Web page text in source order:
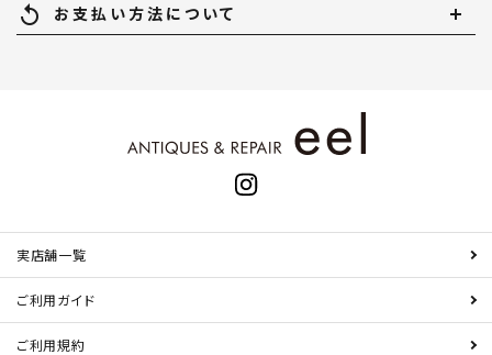
replay お支払い方法について
実店舗一覧
ご利用ガイド
ご利用規約